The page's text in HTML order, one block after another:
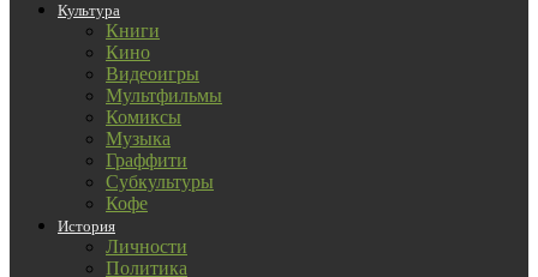
Культура
Книги
Кино
Видеоигры
Мультфильмы
Комиксы
Музыка
Граффити
Субкультуры
Кофе
История
Личности
Политика